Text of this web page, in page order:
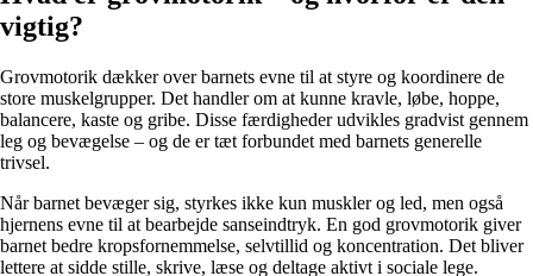
vigtig?
Grovmotorik dækker over barnets evne til at styre og koordinere de
store muskelgrupper. Det handler om at kunne kravle, løbe, hoppe,
balancere, kaste og gribe. Disse færdigheder udvikles gradvist gennem
leg og bevægelse – og de er tæt forbundet med barnets generelle
trivsel.
Når barnet bevæger sig, styrkes ikke kun muskler og led, men også
hjernens evne til at bearbejde sanseindtryk. En god grovmotorik giver
barnet bedre kropsfornemmelse, selvtillid og koncentration. Det bliver
lettere at sidde stille, skrive, læse og deltage aktivt i sociale lege.